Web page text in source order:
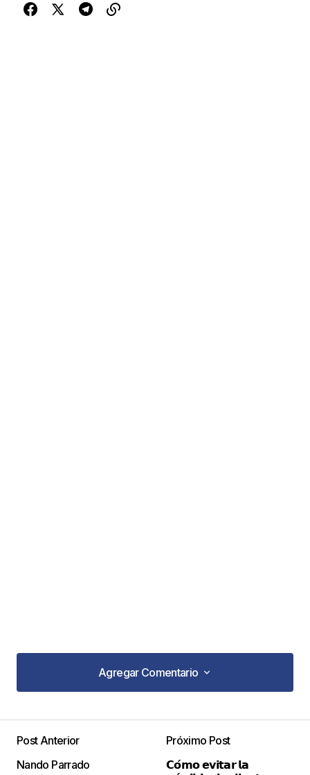
Agregar Comentario
Agregar Comentario
publicada.
Los campos obligatorios están
Post Anterior
Nando Parrado
Próximo Post
𝗖𝗼́𝗺𝗼 𝗲𝘃𝗶𝘁𝗮𝗿 𝗹𝗮